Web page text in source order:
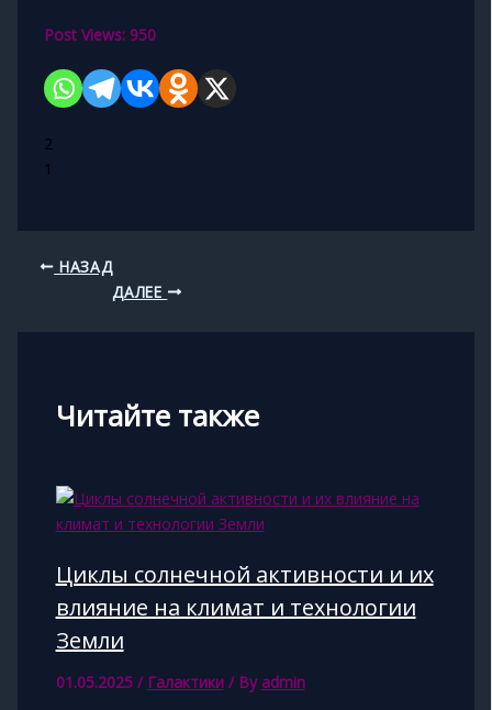
Post Views: 950
2
1
НАЗАД
ДАЛЕЕ
Читайте также
Циклы солнечной активности и их
влияние на климат и технологии
Земли
01.05.2025 / Галактики/ By admin